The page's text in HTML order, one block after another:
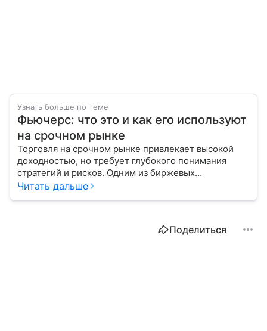
Узнать больше по теме
Фьючерс: что это и как его используют
на срочном рынке
Торговля на срочном рынке привлекает высокой
доходностью, но требует глубокого понимания
стратегий и рисков. Одним из биржевых
инструментов для краткосрочных инвестиций
Читать дальше
Поделиться